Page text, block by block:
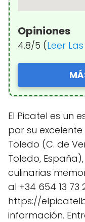
Opiniones
4.8/5 (Leer
El Picatel es un
por su
Toledo (C. de
Toledo,
culinarias
al +34 654 13 73
https://
información.